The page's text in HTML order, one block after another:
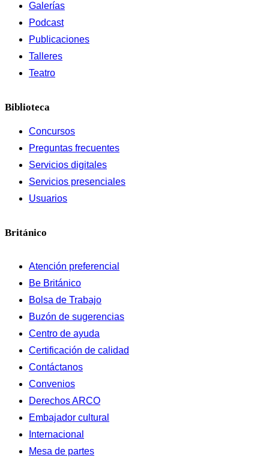
Galerías
Podcast
Publicaciones
Talleres
Teatro
Biblioteca
Concursos
Preguntas frecuentes
Servicios digitales
Servicios presenciales
Usuarios
Británico
Atención preferencial
Be Británico
Bolsa de Trabajo
Buzón de sugerencias
Centro de ayuda
Certificación de calidad
Contáctanos
Convenios
Derechos ARCO
Embajador cultural
Internacional
Mesa de partes